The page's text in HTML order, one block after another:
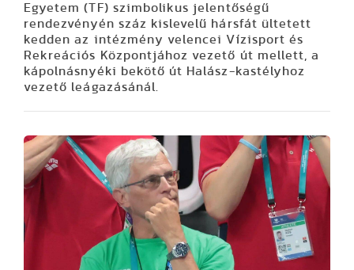
Egyetem (TF) szimbolikus jelentőségű
rendezvényén száz kislevelű hársfát ültetett
kedden az intézmény velencei Vízisport és
Rekreációs Központjához vezető út mellett, a
kápolnásnyéki bekötő út Halász-kastélyhoz
vezető leágazásánál.